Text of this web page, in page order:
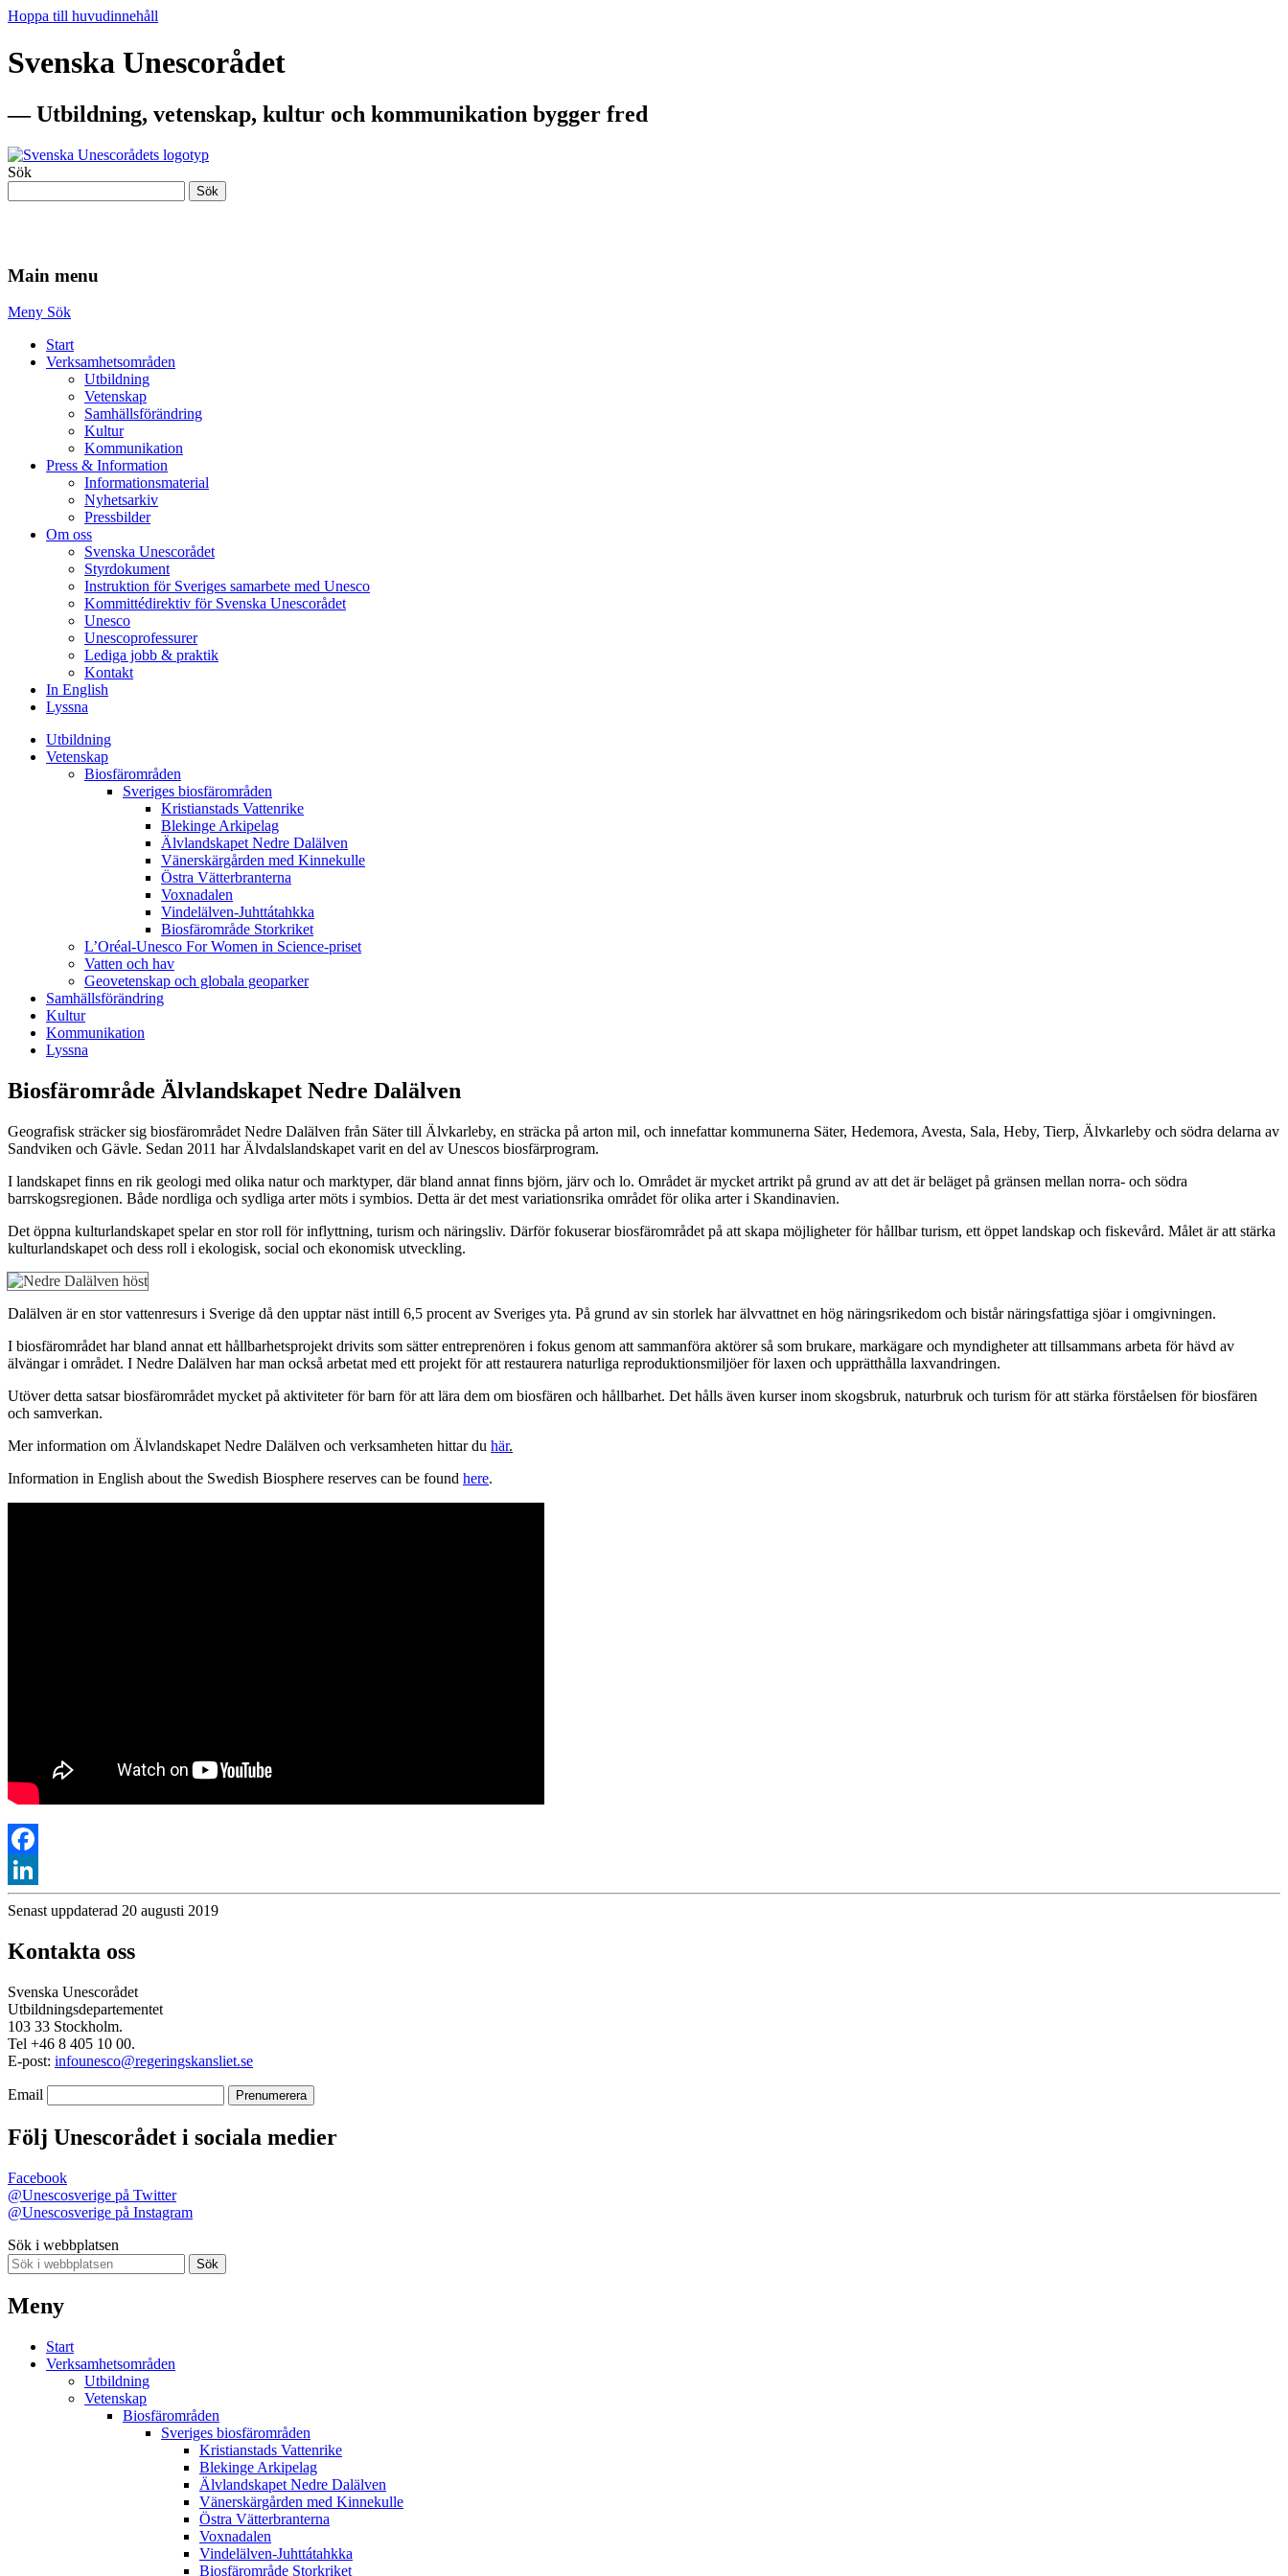
Hoppa till huvudinnehåll
Svenska Unescorådet
— Utbildning, vetenskap, kultur och kommunikation bygger fred
Sök
Sök
Main menu
Meny Sök
Start
Verksamhetsområden
Utbildning
Vetenskap
Samhällsförändring
Kultur
Kommunikation
Press & Information
Informationsmaterial
Nyhetsarkiv
Pressbilder
Om oss
Svenska Unescorådet
Styrdokument
Instruktion för Sveriges samarbete med Unesco
Kommittédirektiv för Svenska Unescorådet
Unesco
Unescoprofessurer
Lediga jobb & praktik
Kontakt
In English
Lyssna
Utbildning
Vetenskap
Biosfärområden
Sveriges biosfärområden
Kristianstads Vattenrike
Blekinge Arkipelag
Älvlandskapet Nedre Dalälven
Vänerskärgården med Kinnekulle
Östra Vätterbranterna
Voxnadalen
Vindelälven-Juhttátahkka
Biosfärområde Storkriket
L’Oréal-Unesco For Women in Science-priset
Vatten och hav
Geovetenskap och globala geoparker
Samhällsförändring
Kultur
Kommunikation
Lyssna
Biosfärområde Älvlandskapet Nedre Dalälven
Geografisk sträcker sig biosfärområdet Nedre Dalälven från Säter till Älvkarleby, en sträcka på arton mil, och innefattar kommunerna Säter, Hedemora, Avesta, Sala, Heby, Tierp, Älvkarleby och södra delarna av
Sandviken och Gävle. Sedan 2011 har Älvdalslandskapet varit en del av Unescos biosfärprogram.
I landskapet finns en rik geologi med olika natur och marktyper, där bland annat finns björn, järv och lo. Området är mycket artrikt på grund av att det är beläget på gränsen mellan norra- och södra
barrskogsregionen. Både nordliga och sydliga arter möts i symbios. Detta är det mest variationsrika området för olika arter i Skandinavien.
Det öppna kulturlandskapet spelar en stor roll för inflyttning, turism och näringsliv. Därför fokuserar biosfärområdet på att skapa möjligheter för hållbar turism, ett öppet landskap och fiskevård. Målet är att stärka
kulturlandskapet och dess roll i ekologisk, social och ekonomisk utveckling.
Dalälven är en stor vattenresurs i Sverige då den upptar näst intill 6,5 procent av Sveriges yta. På grund av sin storlek har älvvattnet en hög näringsrikedom och bistår näringsfattiga sjöar i omgivningen.
I biosfärområdet har bland annat ett hållbarhetsprojekt drivits som sätter entreprenören i fokus genom att sammanföra aktörer så som brukare, markägare och myndigheter att tillsammans arbeta för hävd av
älvängar i området. I Nedre Dalälven har man också arbetat med ett projekt för att restaurera naturliga reproduktionsmiljöer för laxen och upprätthålla laxvandringen.
Utöver detta satsar biosfärområdet mycket på aktiviteter för barn för att lära dem om biosfären och hållbarhet. Det hålls även kurser inom skogsbruk, naturbruk och turism för att stärka förståelsen för biosfären
och samverkan.
Mer information om Älvlandskapet Nedre Dalälven och verksamheten hittar du här.
Information in English about the Swedish Biosphere reserves can be found here.
Facebook
LinkedIn
Senast uppdaterad 20 augusti 2019
Kontakta oss
Svenska Unescorådet
Utbildningsdepartementet
103 33 Stockholm.
Tel +46 8 405 10 00.
E-post: infounesco@regeringskansliet.se
Email
Följ Unescorådet i sociala medier
Facebook
@Unescosverige på Twitter
@Unescosverige på Instagram
Sök i webbplatsen
Sök
Meny
Start
Verksamhetsområden
Utbildning
Vetenskap
Biosfärområden
Sveriges biosfärområden
Kristianstads Vattenrike
Blekinge Arkipelag
Älvlandskapet Nedre Dalälven
Vänerskärgården med Kinnekulle
Östra Vätterbranterna
Voxnadalen
Vindelälven-Juhttátahkka
Biosfärområde Storkriket